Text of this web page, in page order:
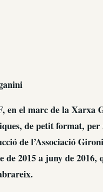
en el marc de la Xarxa
de petit format,
de l’Associació
de 2015 a juny de 2016,